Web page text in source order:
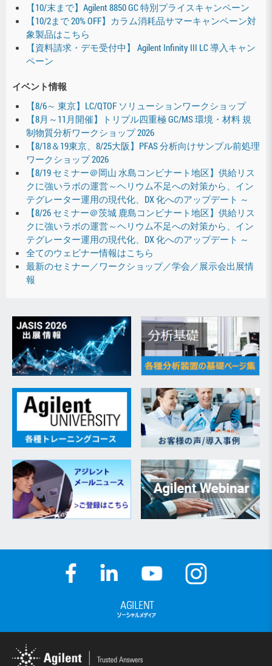
【10/末まで】Agilent 8850 GC 特別プライスキャンペーン
【10/2まで 20% OFF】カラム消耗品サマーキャンペーン対
象製品はこちら
【資料請求・デモ受付中】 Agilent Infinity III LC 導入キャン
ペーン
イベント情報
【8/6～ 東京】LC/QTOF ソリューションワークショップ
【8月～11月開催】トリプル四重極 GC/MS 環境・材料 規
制物質分析ワークショップ 2026
【8/18＆19東京、8/25大阪】PFAS 分析向けサンプル前処理
ワークショップ 2026
【8/19 セミナー＠岡山 水島コンビナート地区】供給リス
クに強いラボの運営～ヘリウム不足への対策から、イン
テグレーター運用の現代化、DX 化へのアップデート ～
【8/26 セミナー＠茨城 鹿島コンビナート地区】供給リス
クに強いラボの運営～ヘリウム不足への対策から、イン
テグレーター運用の現代化、DX 化へのアップデート ～
全てのウェビナー情報はこちら
最新のセミナー／ワークショップ／学会／展示会出展情
報